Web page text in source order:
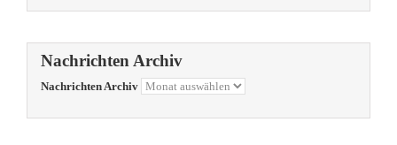
Nachrichten Archiv
Nachrichten Archiv